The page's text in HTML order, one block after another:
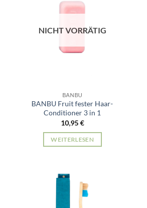
NICHT VORRÄTIG
BANBU
BANBU Fruit fester Haar-
Conditioner 3 in 1
10,95€
WEITERLESEN